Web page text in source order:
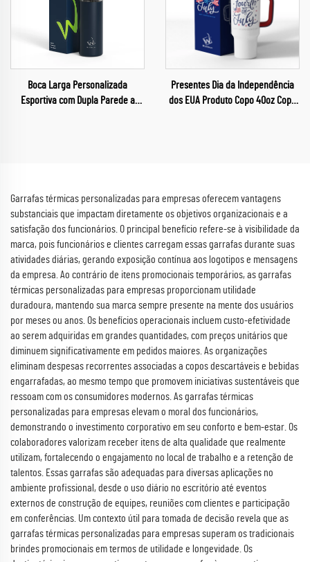
Boca Larga Personalizada
Esportiva com Dupla Parede a
Presentes Dia da Independência
dos EUA Produto Copo 40oz Copo
Garrafas térmicas personalizadas para empresas oferecem vantagens
substanciais que impactam diretamente os objetivos organizacionais e a
satisfação dos funcionários. O principal benefício refere-se à visibilidade da
marca, pois funcionários e clientes carregam essas garrafas durante suas
atividades diárias, gerando exposição contínua aos logotipos e mensagens
da empresa. Ao contrário de itens promocionais temporários, as garrafas
térmicas personalizadas para empresas proporcionam utilidade
duradoura, mantendo sua marca sempre presente na mente dos usuários
por meses ou anos. Os benefícios operacionais incluem custo-efetividade
ao serem adquiridas em grandes quantidades, com preços unitários que
diminuem significativamente em pedidos maiores. As organizações
eliminam despesas recorrentes associadas a copos descartáveis e bebidas
engarrafadas, ao mesmo tempo que promovem iniciativas sustentáveis que
ressoam com os consumidores modernos. As garrafas térmicas
personalizadas para empresas elevam o moral dos funcionários,
demonstrando o investimento corporativo em seu conforto e bem-estar. Os
colaboradores valorizam receber itens de alta qualidade que realmente
utilizam, fortalecendo o engajamento no local de trabalho e a retenção de
talentos. Essas garrafas são adequadas para diversas aplicações no
ambiente profissional, desde o uso diário no escritório até eventos
externos de construção de equipes, reuniões com clientes e participação
em conferências. Um contexto útil para tomada de decisão revela que as
garrafas térmicas personalizadas para empresas superam os tradicionais
brindes promocionais em termos de utilidade e longevidade. Os